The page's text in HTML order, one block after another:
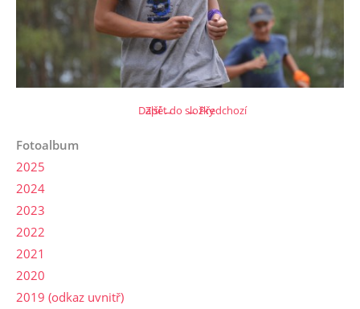
← Předchozí
Další →
Zpět do složky
Fotoalbum
2025
2024
2023
2022
2021
2020
2019 (odkaz uvnitř)